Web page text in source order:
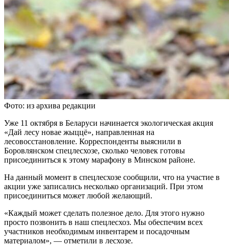
Фото: из архива редакции
Уже 11 октября в Беларуси начинается экологическая акция
«Дай лесу новае жыццё», направленная на
лесовосстановление. Корреспонденты выяснили в
Боровлянском спецлесхозе, сколько человек готовы
присоединиться к этому марафону в Минском районе.
На данный момент в спецлесхозе сообщили, что на участие в
акции уже записались несколько организаций. При этом
присоединиться может любой желающий.
«Каждый может сделать полезное дело. Для этого нужно
просто позвонить в наш спецлесхоз. Мы обеспечим всех
участников необходимым инвентарем и посадочным
материалом», — отметили в лесхозе.